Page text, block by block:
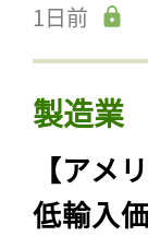
1日前
製造業
【アメ
低輸入